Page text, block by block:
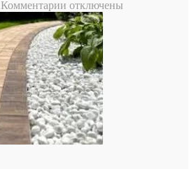
Комментарии к
записи
Когда
стоит
обратиться
к
репродуктологу:
основные
причины
и
возможности
современной
отключены